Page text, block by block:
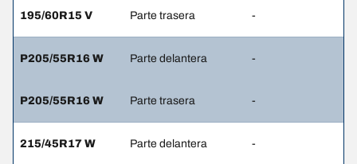
195/60R15 V Parte trasera -
P205/55R16 W Parte delantera -
P205/55R16 W Parte trasera -
215/45R17 W Parte delantera -